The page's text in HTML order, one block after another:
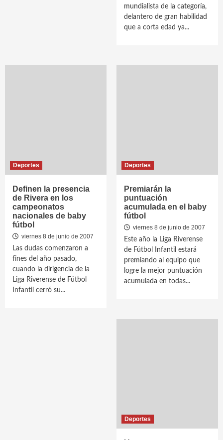
mundialista de la categoría,
delantero de gran habilidad
que a corta edad ya...
Deportes
Definen la presencia
de Rivera en los
campeonatos
nacionales de baby
fútbol
viernes 8 de junio de 2007
Las dudas comenzaron a
fines del año pasado,
cuando la dirigencia de la
Liga Riverense de Fútbol
Infantil cerró su...
Deportes
Premiarán la
puntuación
acumulada en el baby
fútbol
viernes 8 de junio de 2007
Este año la Liga Riverense
de Fútbol Infantil estará
premiando al equipo que
logre la mejor puntuación
acumulada en todas...
Deportes